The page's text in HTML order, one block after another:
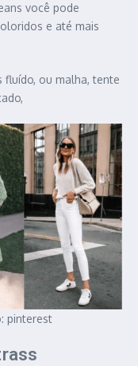
você pode
e até mais
ou malha, tente
pinterest